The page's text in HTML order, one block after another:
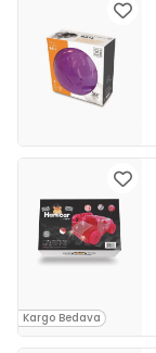
Kargo Bedava